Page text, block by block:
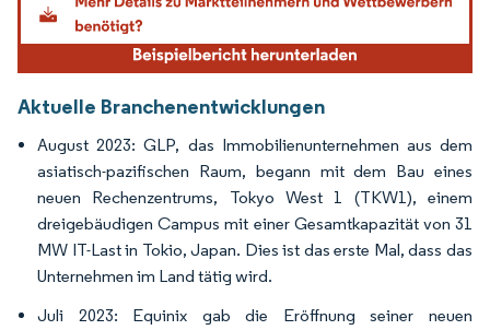
Aktuelle Branchenentwicklungen
August 2023: GLP, das Immobilienunternehmen aus dem
asiatisch-pazifischen Raum, begann mit dem Bau eines
neuen Rechenzentrums, Tokyo West 1 (TKW1), einem
dreigebäudigen Campus mit einer Gesamtkapazität von 31
MW IT-Last in Tokio, Japan. Dies ist das erste Mal, dass das
Unternehmen im Land tätig wird.
Juli 2023: Equinix gab die Eröffnung seiner neuen